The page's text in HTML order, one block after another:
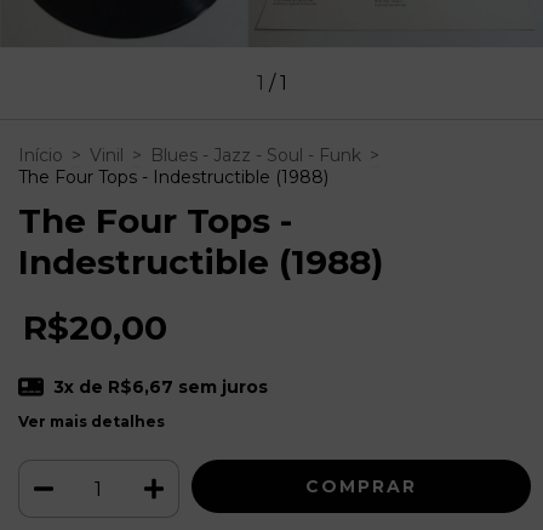
1 /1
Início > Vinil > Blues - Jazz - Soul - Funk >
The Four Tops - Indestructible (1988)
The Four Tops -
Indestructible (1988)
R$20,00
3x de R$6,67 sem juros
Ver mais detalhes